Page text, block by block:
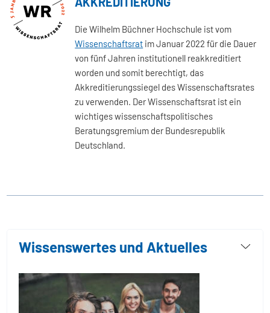
Die Wilhelm Büchner Hochschule ist vom
Wissenschaftsrat im Januar 2022 für die Dauer
von fünf Jahren institutionell reakkreditiert
worden und somit berechtigt, das
Akkreditierungssiegel des Wissenschaftsrates
zu verwenden. Der Wissenschaftsrat ist ein
wichtiges wissenschaftspolitisches
Beratungsgremium der Bundesrepublik
Deutschland.
Wissenswertes und Aktuelles